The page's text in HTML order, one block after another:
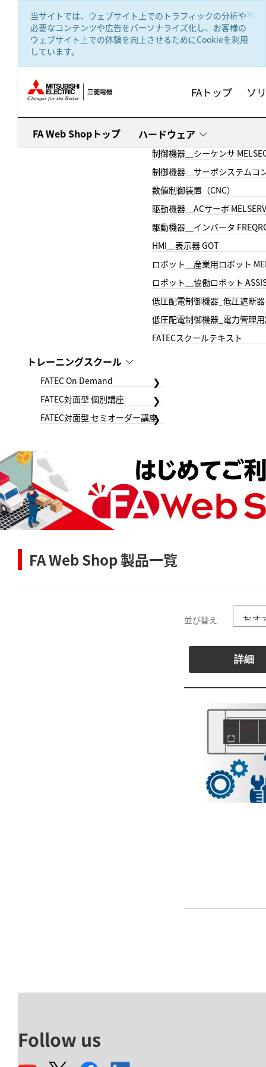
×
当サイトでは、ウェブサイト上でのトラフィックの分析や
必要なコンテンツや広告をパーソナライズ化し、お客様の
ウェブサイト上での体験を向上させるためにCookieを利用
しています。
FAトップ ソ
FA Web Shopトップ ハードウェア
制御機器＿シーケンサ
制御機器＿サーボシステムコ
数値制御装置（CNC）
駆動機器＿ACサーボ
駆動機器＿インバータ
HMI＿表示器 GOT
ロボット＿産業用ロボット
ロボット＿協働ロボット
低圧配電制御機器_低圧遮断器
低圧配電制御機器_電力管理
FATECスクールテキスト
トレーニングスクール
FATEC On Demand
FATEC対面型 個別講座
FATEC対面型 セミオーダー講座
FA Web Shop 製品一覧
並び替え
詳細
Follow us